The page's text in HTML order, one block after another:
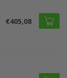
€405,08